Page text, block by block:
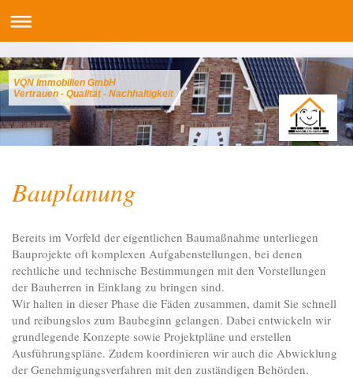
VQN Immobilien GmbH
Vertrauen - Qualität - Nachhaltigkeit
Bauplanung
Bereits im Vorfeld der eigentlichen Baumaßnahme unterliegen
Bauprojekte oft komplexen Aufgabenstellungen, bei denen
rechtliche und technische Bestimmungen mit den Vorstellungen
der Bauherren in Einklang zu bringen sind.
Wir halten in dieser Phase die Fäden zusammen, damit Sie schnell
und reibungslos zum Baubeginn gelangen. Dabei entwickeln wir
grundlegende Konzepte sowie Projektpläne und erstellen
Ausführungspläne. Zudem koordinieren wir auch die Abwicklung
der Genehmigungsverfahren mit den zuständigen Behörden.